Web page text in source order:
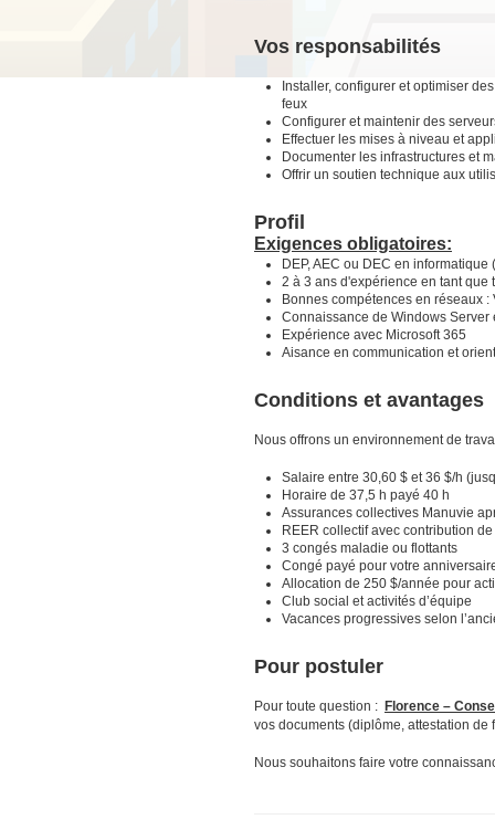
Vos responsabilités
Installer, configurer et optimiser
feux
Configurer et maintenir des
Effectuer les mises à niveau et
Documenter les infrastructures et
Offrir un soutien technique aux
Profil
Exigences obligatoires:
DEP, AEC ou DEC en
2 à 3 ans d'expérience en tant que
Bonnes compétences en réseaux
Connaissance de Windows
Expérience avec Microsoft 365
Aisance en communication et
Conditions et avantages
Nous offrons un environnement de
Salaire entre 30,60 $ et 36 $/h
Horaire de 37,5 h payé 40 h
Assurances collectives Manuvie
REER collectif avec contribution
3 congés maladie ou flottants
Congé payé pour votre
Allocation de 250 $/année pour
Club social et activités d’équipe
Vacances progressives selon
Pour postuler
Pour toute question : Florence –
vos documents (diplôme, attestation
Nous souhaitons faire votre